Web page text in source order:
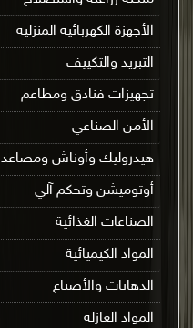
الأجهزة الكهربائية المنزلية
التبريد والتكييف
تجهيزات فنادق ومطاعم
الأمن الصناعي
هيدروليك وأوناش ومصاعد
أوتوميشن وتحكم آلي
الصناعات الغذائية
المواد الكيميائية
الدهانات والأصباغ
المواد العازلة